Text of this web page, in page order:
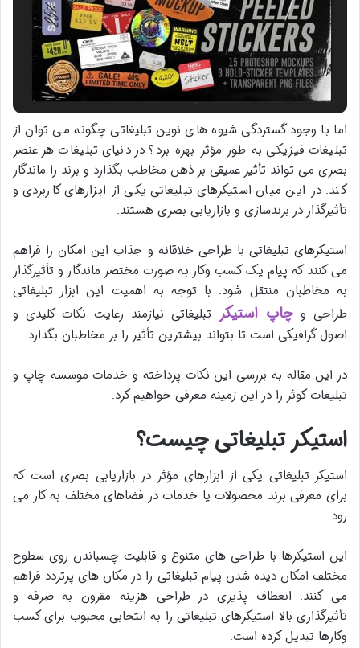
اما با وجود گستردگی شیوه های نوین تبلیغاتی چگونه می توان از
تبلیغات فیزیکی به طور مؤثر بهره برد؟ در دنیای تبلیغات هر عنصر
بصری می تواند تأثیر عمیقی بر ذهن مخاطب بگذارد و برند را ماندگار
کند. در این میان استیکرهای تبلیغاتی یکی از ابزارهای کاربردی و
تأثیرگذار در برندسازی و بازاریابی بصری هستند.
استیکرهای تبلیغاتی با طراحی خلاقانه و جذاب این امکان را فراهم
می کنند که پیام یک کسب وکار به صورت مختصر ماندگار و تأثیرگذار
به مخاطبان منتقل شود. با توجه به اهمیت این ابزار تبلیغاتی
طراحی وچاپ استیکر تبلیغاتی نیازمند رعایت نکات کلیدی و
اصول گرافیکی است تا بتواند بیشترین تأثیر را بر مخاطبان بگذارد.
در این مقاله به بررسی این نکات پرداخته و خدمات موسسه چاپ و
تبلیغات کوثر را در این زمینه معرفی خواهیم کرد.
استیکر تبلیغاتی چیست؟
استیکر تبلیغاتی یکی از ابزارهای مؤثر در بازاریابی بصری است که
برای معرفی برند محصولات یا خدمات در فضاهای مختلف به کار می
رود.
این استیکرها با طراحی های متنوع و قابلیت چسباندن روی سطوح
مختلف امکان دیده شدن پیام تبلیغاتی را در مکان های پرتردد فراهم
می کنند. انعطاف پذیری در طراحی هزینه مقرون به صرفه و
تأثیرگذاری بالا استیکرهای تبلیغاتی را به انتخابی محبوب برای کسب
وکارها تبدیل کرده است.